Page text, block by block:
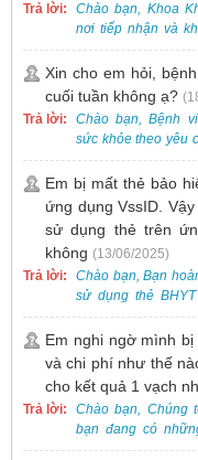
Trả lời:
Chào bạn, Khoa
nơi tiếp nhận và
cho tất cả các
gồm cả điều trị
cần đăng ký
Khám bệnh trước.
Xin cho em hỏi,
cuối tuần không ạ?
Trả lời:
Chào bạn, Bệnh
sức khỏe theo yêu
thứ Bảy. Nếu bạn
lòng đặt lịch trước
xếp thời gian phù
Em bị mất thẻ bảo
ứng dụng VssID.
sử dụng thẻ trên
không (13/06/2025)
Trả lời:
Chào bạn, Bạn
sử dụng thẻ
trên ứng dụng
khám và không
thẻ giấy.
Em nghi ngờ mình
và chi phí như thế
cho kết quả 1 vạch
Trả lời:
Chào bạn, Chúng
bạn đang có
nguy cơ nhiễm